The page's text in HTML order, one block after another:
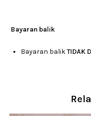
Bayaran balik
Bayaran balikTIDAK